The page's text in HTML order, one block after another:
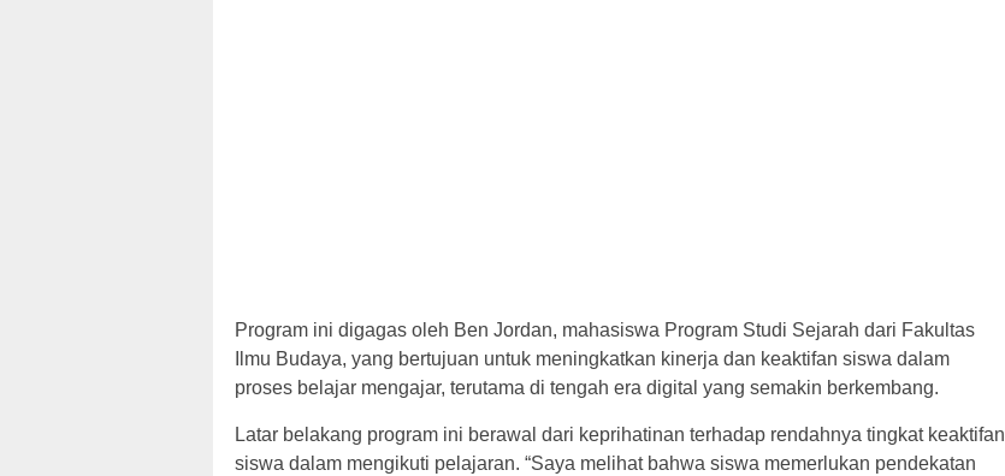
Program ini digagas oleh Ben Jordan, mahasiswa Program Studi Sejarah dari Fakultas
Ilmu Budaya, yang bertujuan untuk meningkatkan kinerja dan keaktifan siswa dalam
proses belajar mengajar, terutama di tengah era digital yang semakin berkembang.
Latar belakang program ini berawal dari keprihatinan terhadap rendahnya tingkat keaktifan
siswa dalam mengikuti pelajaran. “Saya melihat bahwa siswa memerlukan pendekatan